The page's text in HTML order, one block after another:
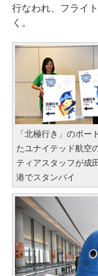
行なわれ、フライ
く。
「北極行き」のボー
たユナイテッド航空
ティアスタッフが成
港でスタンバイ